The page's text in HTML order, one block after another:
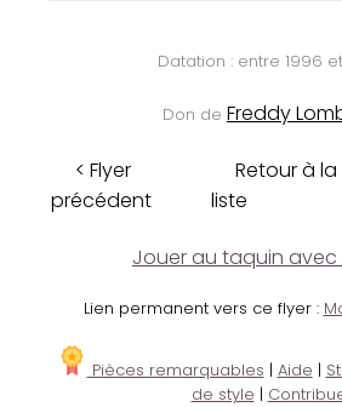
Datation : entre 1996
Don de Freddy
< Flyer
précédent
Retour à la
liste
Jouer au taquin avec
Lien permanent vers ce flyer :
Pièces remarquables | Aide |
de style |